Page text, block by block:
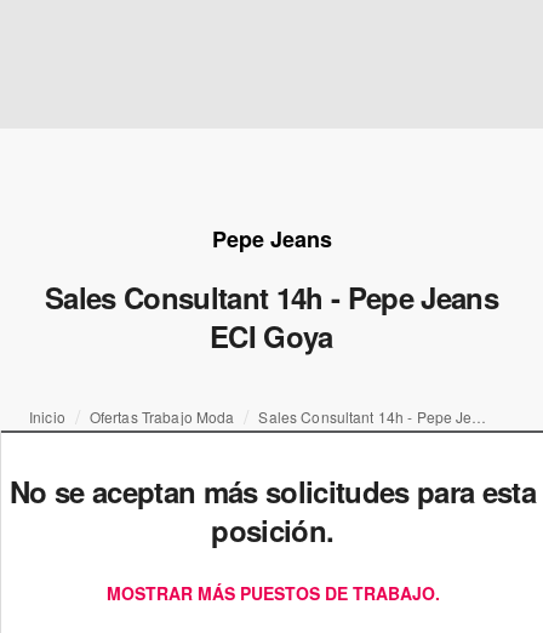
Pepe Jeans
Sales Consultant 14h - Pepe Jeans
ECI Goya
Inicio Ofertas Trabajo Moda
No se aceptan más solicitudes para esta
posición.
MOSTRAR MÁS PUESTOS DE TRABAJO.